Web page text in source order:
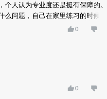
个人认为专业度还是挺有保障的
么问题，自己在家里练习的时候
0
0